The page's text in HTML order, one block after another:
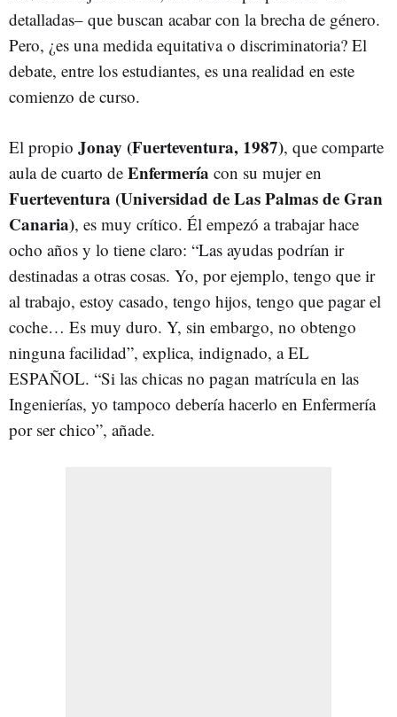
detalladas– que buscan acabar con la brecha de género.
Pero, ¿es una medida equitativa o discriminatoria? El
debate, entre los estudiantes, es una realidad en este
comienzo de curso.
El propio Jonay (Fuerteventura, 1987), que comparte
aula de cuarto de Enfermería con su mujer en
Fuerteventura (Universidad de Las Palmas de Gran
Canaria), es muy crítico. Él empezó a trabajar hace
ocho años y lo tiene claro: “Las ayudas podrían ir
destinadas a otras cosas. Yo, por ejemplo, tengo que ir
al trabajo, estoy casado, tengo hijos, tengo que pagar el
coche… Es muy duro. Y, sin embargo, no obtengo
ninguna facilidad”, explica, indignado, a EL
ESPAÑOL. “Si las chicas no pagan matrícula en las
Ingenierías, yo tampoco debería hacerlo en Enfermería
por ser chico”, añade.